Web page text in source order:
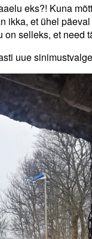
eks?! Kuna
ikka, et ühel
selleks, et need
uue